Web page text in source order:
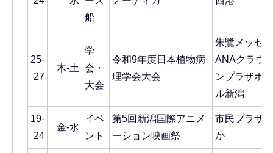
船
25-
27
木-土
学
会・
大会
令和9年度日本植物病
理学会大会
朱鷺メッセ・
ANAクラウ
ンプラザホテ
ル新潟
19-
24
金-水
イベ
ント
第5回新潟国際アニメ
ーション映画祭
市民プラザほ
か